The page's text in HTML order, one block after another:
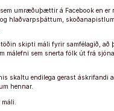
umræðuþættir á Facebook en er
hlaðvarpsþáttum,
skipti máli fyrir samfélagið, að
málefni sem snerta fólk út frá
skaltu endilega gerast áskrifandi
hennar.